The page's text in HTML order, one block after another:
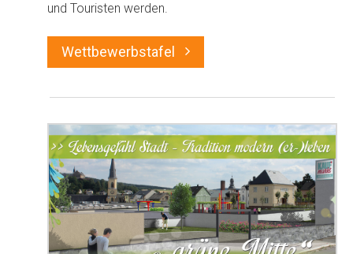
und Touristen werden.
Wettbewerbstafel